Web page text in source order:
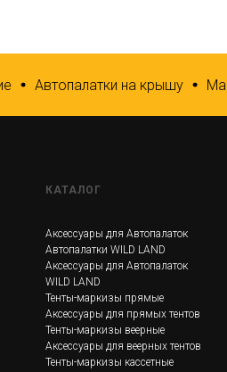
Автопалатки на крышу
КАТАЛОГ
Аксессуары для Автопалаток
Автопалатки WILD LAND
Аксессуары для Автопалаток
WILD LAND
Тенты-маркизы прямые
Аксессуары для прямых тентов
Тенты-маркизы веерные
Аксессуары для веерных тентов
Тенты-маркизы кассетные